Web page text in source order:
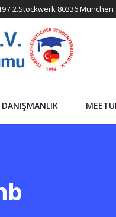
/ 2.Stockwerk 80336 München